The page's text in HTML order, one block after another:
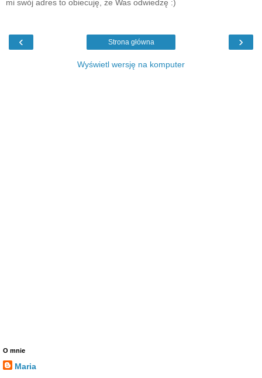
mi swój adres to obiecuję, że Was odwiedzę :)
‹ ›
Strona główna
Wyświetl wersję na komputer
O mnie
Maria